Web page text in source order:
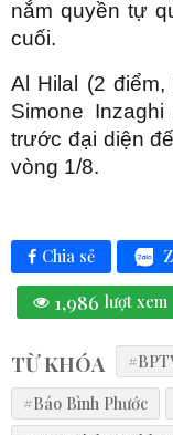
nắm quyền tự
cuối.
Al Hilal (2
Simone
trước đại diện
vòng 1/8.
Chia sẻ
1,986 lượt xem
TỪ KHÓA
#Báo Bình Phước